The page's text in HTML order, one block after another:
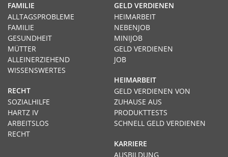
GELD VERDIENEN
HEIMARBEIT
NEBENJOB
MINIJOB
GELD VERDIENEN
JOB
HEIMARBEIT
GELD VERDIENEN VON
ZUHAUSE AUS
PRODUKTTESTS
SCHNELL GELD VERDIENEN
KARRIERE
AUSBILDUNG
FAMILIE
ALLTAGSPROBLEME
FAMILIE
GESUNDHEIT
MÜTTER
ALLEINERZIEHEND
WISSENSWERTES
RECHT
SOZIALHILFE
HARTZ IV
ARBEITSLOS
RECHT